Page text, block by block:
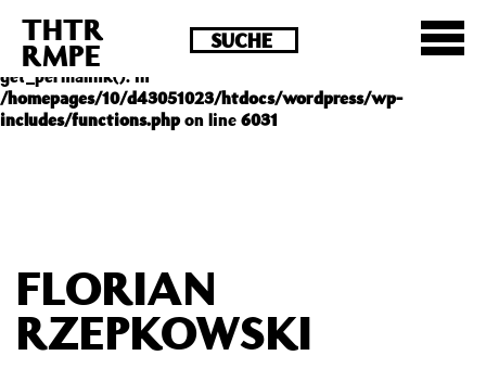
Deprecated : Die Funktion post_permalink ist seit
Version 4.4.0 veraltet! Verwende stattdessen
get_permalink(). in
/homepages/10/d43051023/htdocs/wordpress/wp-
includes/functions.phpon line 6031
THTR
RMPE
FLORIAN
RZEPKOWSKI